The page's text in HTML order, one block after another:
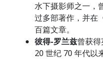
水下摄影师之一，
过多部著作，并在
百篇文章。
彼得-罗兰兹曾获
20 世纪 70 年代以